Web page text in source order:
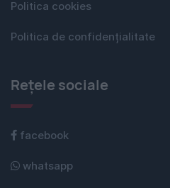
Politica cookies
Politica de confidențialitate
Rețele sociale
facebook
whatsapp